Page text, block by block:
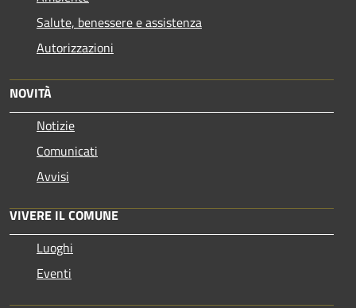
Salute, benessere e assistenza
Autorizzazioni
NOVITÀ
Notizie
Comunicati
Avvisi
VIVERE IL COMUNE
Luoghi
Eventi